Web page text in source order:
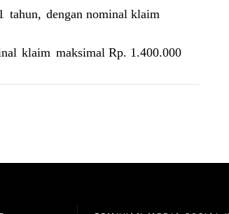
tahun, dengan nominal klaim
klaim maksimal Rp. 1.400.000